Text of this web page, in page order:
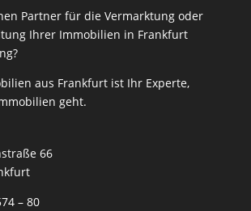
Partner für die Vermarktung oder
Ihrer Immobilien in Frankfurt
aus Frankfurt ist Ihr Experte,
geht.
66
– 80